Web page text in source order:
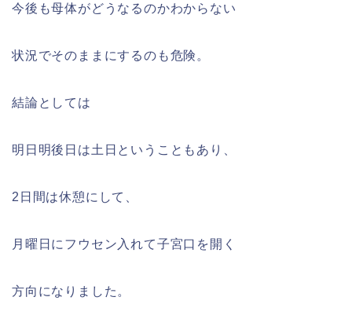
今後も母体がどうなるのかわからない
状況でそのままにするのも危険。
結論としては
明日明後日は土日ということもあり、
2日間は休憩にして、
月曜日にフウセン入れて子宮口を開く
方向になりました。